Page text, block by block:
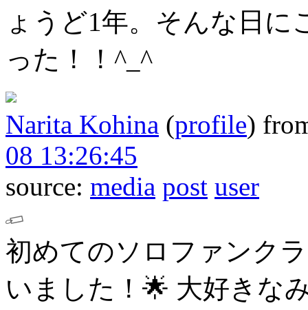
ょうど1年。そんな日
った！！^_^
Narita Kohina (profile)
08 13:26:45
source: media post user
初めてのソロファンク
いました！🌟 大好きな